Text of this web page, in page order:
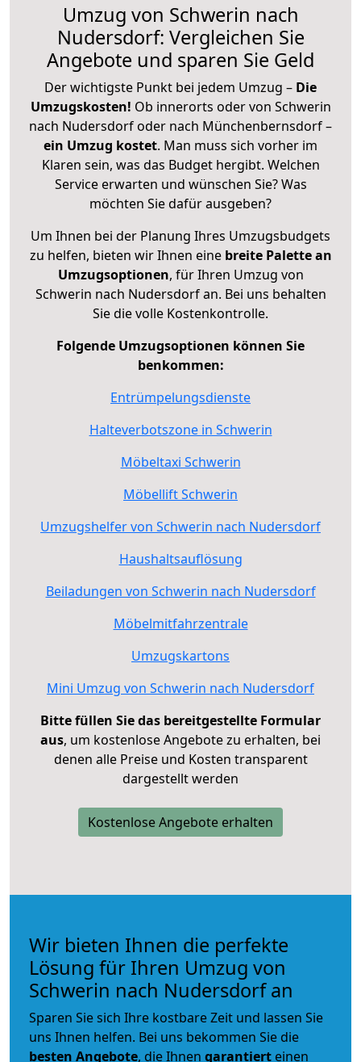
Umzug von Schwerin nach
Nudersdorf: Vergleichen Sie
Angebote und sparen Sie Geld
Der wichtigste Punkt bei jedem Umzug – Die
Umzugskosten! Ob innerorts oder von Schwerin
nach Nudersdorf oder nach Münchenbernsdorf –
ein Umzug kostet. Man muss sich vorher im
Klaren sein, was das Budget hergibt. Welchen
Service erwarten und wünschen Sie? Was
möchten Sie dafür ausgeben?
Um Ihnen bei der Planung Ihres Umzugsbudgets
zu helfen, bieten wir Ihnen eine breite Palette an
Umzugsoptionen, für Ihren Umzug von
Schwerin nach Nudersdorf an. Bei uns behalten
Sie die volle Kostenkontrolle.
Folgende Umzugsoptionen können Sie
benkommen:
Entrümpelungsdienste
Halteverbotszone in Schwerin
Möbeltaxi Schwerin
Möbellift Schwerin
Umzugshelfer von Schwerin nach Nudersdorf
Haushaltsauflösung
Beiladungen von Schwerin nach Nudersdorf
Möbelmitfahrzentrale
Umzugskartons
Mini Umzug von Schwerin nach Nudersdorf
Bitte füllen Sie das bereitgestellte Formular
aus, um kostenlose Angebote zu erhalten, bei
denen alle Preise und Kosten transparent
dargestellt werden
Kostenlose Angebote erhalten
Wir bieten Ihnen die perfekte
Lösung für Ihren Umzug von
Schwerin nach Nudersdorf an
Sparen Sie sich Ihre kostbare Zeit und lassen Sie
uns Ihnen helfen. Bei uns bekommen Sie die
besten Angebote, die Ihnen garantiert einen